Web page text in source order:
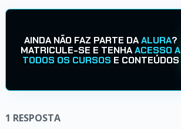
AINDA NÃO FAZ PARTE DAALURA?
MATRICULE-SE E TENHAACESSO A
TODOS OS CURSOS E CONTEÚDOS
1 RESPOSTA